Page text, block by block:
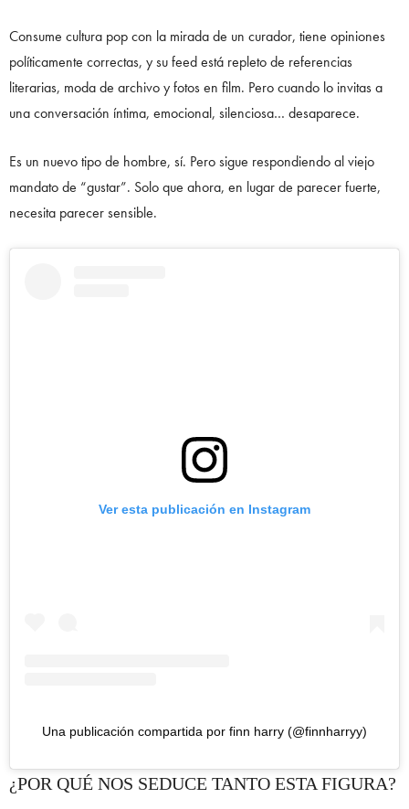
Consume cultura pop con la mirada de un curador, tiene opiniones
políticamente correctas, y su feed está repleto de referencias
literarias, moda de archivo y fotos en film. Pero cuando lo invitas a
una conversación íntima, emocional, silenciosa… desaparece.
Es un nuevo tipo de hombre, sí. Pero sigue respondiendo al viejo
mandato de “gustar”. Solo que ahora, en lugar de parecer fuerte,
necesita parecer sensible.
Ver esta publicación en Instagram
Una publicación compartida por finn harry (@finnharryy)
¿POR QUÉ NOS SEDUCE TANTO ESTA FIGURA?